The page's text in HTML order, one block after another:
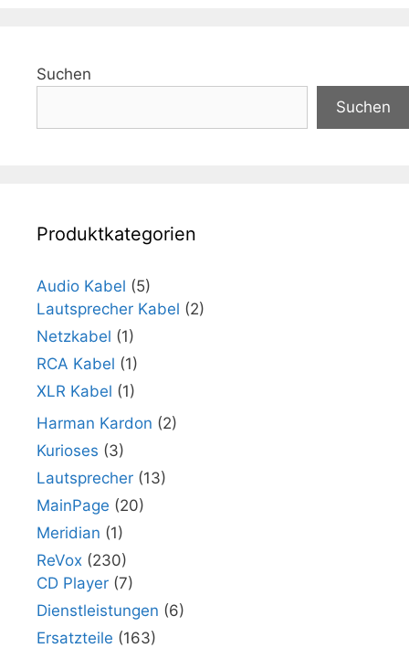
Suchen
Suchen
Produktkategorien
Audio Kabel (5)
Lautsprecher Kabel (2)
Netzkabel (1)
RCA Kabel (1)
XLR Kabel (1)
Harman Kardon (2)
Kurioses (3)
Lautsprecher (13)
MainPage (20)
Meridian (1)
ReVox (230)
CD Player (7)
Dienstleistungen (6)
Ersatzteile (163)